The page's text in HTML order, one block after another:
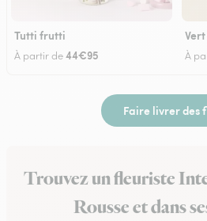
Tutti frutti
À partir de44€95 À
Faire livrer des
Trouvez un fleuriste
Rousse et dans